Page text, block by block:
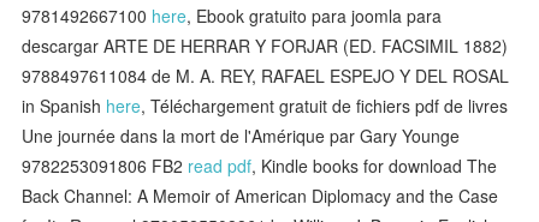
9781492667100 here, Ebook gratuito para joomla para
descargar ARTE DE HERRAR Y FORJAR (ED. FACSIMIL 1882)
9788497611084 de M. A. REY, RAFAEL ESPEJO Y DEL ROSAL
in Spanish here, Téléchargement gratuit de fichiers pdf de livres
Une journée dans la mort de l'Amérique par Gary Younge
9782253091806 FB2 read pdf, Kindle books for download The
Back Channel: A Memoir of American Diplomacy and the Case